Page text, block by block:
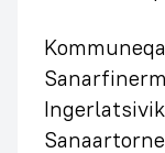
Ingerlatsivik